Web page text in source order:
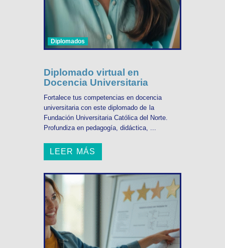
Diplomados
Diplomado virtual en
Docencia Universitaria
Fortalece tus competencias en docencia
universitaria con este diplomado de la
Fundación Universitaria Católica del Norte.
Profundiza en pedagogía, didáctica, ...
LEER MÁS